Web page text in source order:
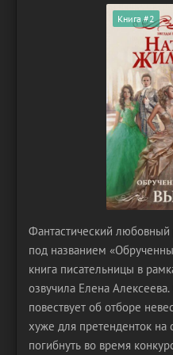
Книга #2
Фантастический
под названием
книга писательницы в
озвучила Елена
повествует об отборе
хуже для претенденток на
погибнуть во время